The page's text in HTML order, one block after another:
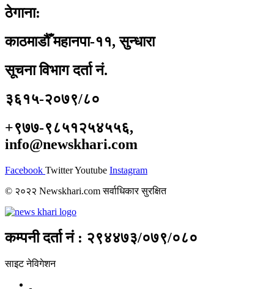
ठेगाना:
काठमाडौँ महानपा-११, सुन्धारा
सूचना विभाग दर्ता नं.
३६१५-२०७९/८०
+९७७-९८५१२५४५५६,
info@newskhari.com
Facebook TwitterYoutube Instagram
© २०२२ Newskhari.com सर्वाधिकार सुरक्षित
कम्पनी दर्ता नं : २९४४७३/०७९/०८०
साइट नेविगेशन